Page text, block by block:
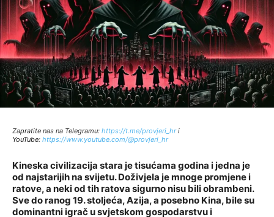
Zapratite nas na Telegramu: https://t.me/provjeri_hri
YouTube: https://www.youtube.com/@provjeri_hr
Kineska civilizacija stara je tisućama godina i jedna je
od najstarijih na svijetu. Doživjela je mnoge promjene i
ratove, a neki od tih ratova sigurno nisu bili obrambeni.
Sve do ranog 19. stoljeća, Azija, a posebno Kina, bile su
dominantni igrač u svjetskom gospodarstvu i